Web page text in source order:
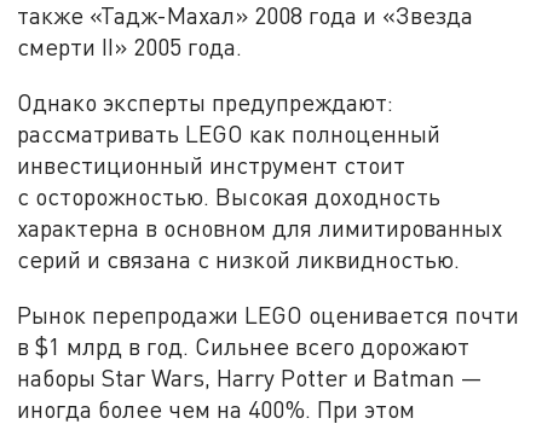
также «Тадж-Махал» 2008 года и «Звезда
смерти II» 2005 года.
Однако эксперты предупреждают:
рассматривать LEGO как полноценный
инвестиционный инструмент стоит
с осторожностью. Высокая доходность
характерна в основном для лимитированных
серий и связана с низкой ликвидностью.
Рынок перепродажи LEGO оценивается почти
в $1 млрд в год. Сильнее всего дорожают
наборы Star Wars, Harry Potter и Batman —
иногда более чем на 400%. При этом